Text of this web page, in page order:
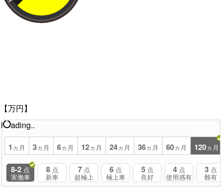
【万円】
l
ading..
1 ヵ月 3ヵ月 6ヵ月 12ヵ月 24ヵ月 36ヵ月 60ヵ月 120ヵ月
8-2 点
実働車
8 点
新車
7 点
超極上
6 点
極上車
5 点
良好
4 点
使用感有
3 点
難有